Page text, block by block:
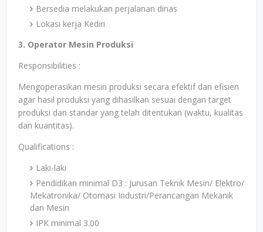
Bersedia melakukan perjalanan dinas
Lokasi kerja Kediri
3. Operator Mesin Produksi
Responsibilities :
Mengoperasikan mesin produksi secara efektif dan efisien
agar hasil produksi yang dihasilkan sesuai dengan target
produksi dan standar yang telah ditentukan (waktu, kualitas
dan kuantitas).
Qualifications :
Laki-laki
Pendidikan minimal D3 : Jurusan Teknik Mesin/ Elektro/
Mekatronika/ Otomasi Industri/Perancangan Mekanik
dan Mesin
IPK minimal 3.00